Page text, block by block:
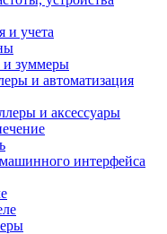
и учета
зуммеры
и автоматизация
и аксессуары
интерфейса